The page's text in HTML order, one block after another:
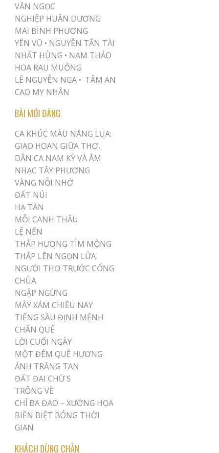
VĂN NGỌC
NGHIỆP HUÂN DƯƠNG
MAI BÌNH PHƯƠNG
YÊN VŨ • NGUYỄN TẤN TÀI
NHẤT HÙNG • NAM THẢO
HOA RAU MUỐNG
LÊ NGUYỄN NGA • TÂM AN
CAO MỴ NHÂN
BÀI MỚI ĐĂNG
CA KHÚC MÀU NẮNG LỤA:
GIAO HOAN GIỮA THƠ,
DÂN CA NAM KỲ VÀ ÂM
NHẠC TÂY PHƯƠNG
VÀNG NỖI NHỚ
ĐẤT NÚI
HẠ TÀN
MỖI CANH THÂU
LỆ NẾN
THẮP HƯƠNG TÌM MỘNG
THẮP LÊN NGỌN LỬA
NGƯỜI THƠ TRƯỚC CỔNG
CHÙA
NGẬP NGỪNG
MÂY XÁM CHIỀU NAY
TIẾNG SẦU ĐỊNH MỆNH
CHÂN QUÊ
LỜI CUỐI NGÀY
MỘT ĐÊM QUÊ HƯƠNG
ÁNH TRĂNG TAN
ĐẤT ĐAI CHỮ S
TRÔNG VỀ
CHỈ BA ĐAO – XƯỚNG HỌA
BIỀN BIỆT BÓNG THỜI
GIAN
KHÁCH DỪNG CHÂN